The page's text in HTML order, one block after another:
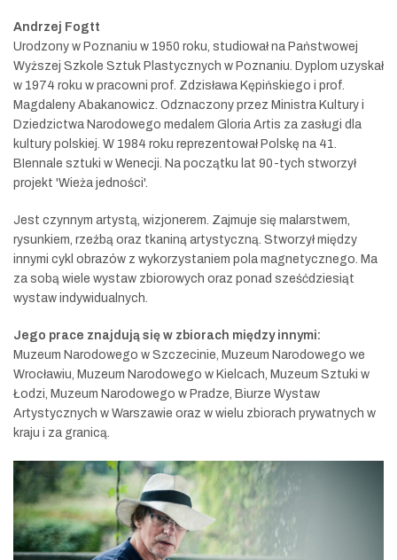
Andrzej Fogtt
Urodzony w Poznaniu w 1950 roku, studiował na Państwowej
Wyższej Szkole Sztuk Plastycznych w Poznaniu. Dyplom uzyskał
w 1974 roku w pracowni prof. Zdzisława Kępińskiego i prof.
Magdaleny Abakanowicz. Odznaczony przez Ministra Kultury i
Dziedzictwa Narodowego medalem Gloria Artis za zasługi dla
kultury polskiej. W 1984 roku reprezentował Polskę na 41.
BIennale sztuki w Wenecji. Na początku lat 90-tych stworzył
projekt 'Wieża jedności'.
Jest czynnym artystą, wizjonerem. Zajmuje się malarstwem,
rysunkiem, rzeźbą oraz tkaniną artystyczną. Stworzył między
innymi cykl obrazów z wykorzystaniem pola magnetycznego. Ma
za sobą wiele wystaw zbiorowych oraz ponad sześćdziesiąt
wystaw indywidualnych.
Jego prace znajdują się w zbiorach między innymi:
Muzeum Narodowego w Szczecinie, Muzeum Narodowego we
Wrocławiu, Muzeum Narodowego w Kielcach, Muzeum Sztuki w
Łodzi, Muzeum Narodowego w Pradze, Biurze Wystaw
Artystycznych w Warszawie oraz w wielu zbiorach prywatnych w
kraju i za granicą.